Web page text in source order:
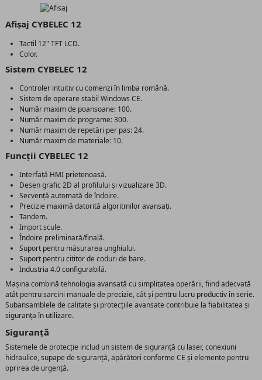
Afișaj CYBELEC 12
Tactil 12" TFT LCD.
Color.
Sistem CYBELEC 12
Controler intuitiv cu comenzi în limba română.
Sistem de operare stabil Windows CE.
Număr maxim de poansoane: 100.
Număr maxim de programe: 300.
Număr maxim de repetări per pas: 24.
Număr maxim de materiale: 10.
Funcții CYBELEC 12
Interfață HMI prietenoasă.
Desen grafic 2D al profilului și vizualizare 3D.
Secvență automată de îndoire.
Precizie maximă datorită algoritmilor avansați.
Tandem.
Import scule.
Îndoire preliminară/finală.
Suport pentru măsurarea unghiului.
Suport pentru cititor de coduri de bare.
Industria 4.0 configurabilă.
Mașina combină tehnologia avansată cu simplitatea operării, fiind adecvată
atât pentru sarcini manuale de precizie, cât și pentru lucru productiv în serie.
Subansamblele de calitate și protecțiile avansate contribuie la fiabilitatea și
siguranța în utilizare.
Siguranță
Sistemele de protecție includ un sistem de siguranță cu laser, conexiuni
hidraulice, supape de siguranță, apărători conforme CE și elemente pentru
oprirea de urgență.